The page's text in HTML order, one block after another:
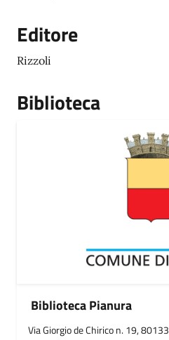
Editore
Rizzoli
Biblioteca
Biblioteca Pianura
Via Giorgio de Chirico n. 19, 80133